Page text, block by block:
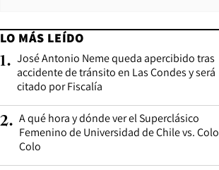
LO MÁS LEÍDO
1. José Antonio Neme queda apercibido tras
accidente de tránsito en Las Condes y será
citado por Fiscalía
2. A qué hora y dónde ver el Superclásico
Femenino de Universidad de Chile vs. Colo
Colo